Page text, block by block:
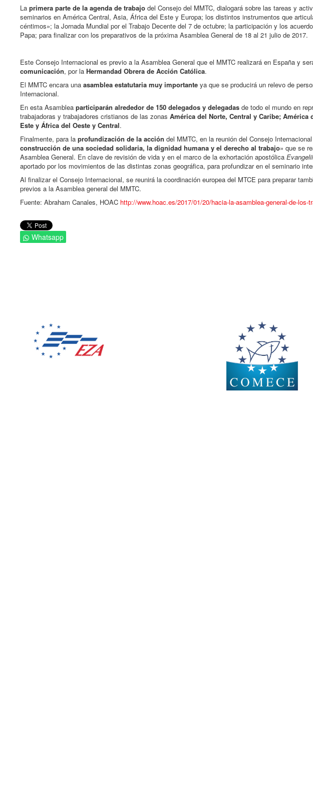
La primera parte de la agenda de trabajo del Consejo del MMTC, dialogará sobre las tareas y
seminarios en América Central, Asia, África del Este y Europa; los distintos instrumentos que
céntimos»; la Jornada Mundial por el Trabajo Decente del 7 de octubre; la participación y los
Papa; para finalizar con los preparativos de la próxima Asamblea General de 18 al 21 julio de 2017.
Este Consejo Internacional es previo a la Asamblea General que el MMTC realizará en España y
comunicación, por la Hermandad Obrera de Acción Católica.
El MMTC encara una asamblea estatutaria muy importante ya que se producirá un relevo de
Internacional.
En esta Asamblea participarán alrededor de 150 delegados y delegadas de todo el mundo en
trabajadoras y trabajadores cristianos de las zonas América del Norte, Central y Caribe;
Este y África del Oeste y Central.
Finalmente, para la profundización de la acción del MMTC, en la reunión del Consejo
construcción de una sociedad solidaria, la dignidad humana y el derecho al trabajo» que se
Asamblea General. En clave de revisión de vida y en el marco de la exhortación apostólica
aportado por los movimientos de las distintas zonas geográfica, para profundizar en el seminario
Al finalizar el Consejo Internacional, se reunirá la coordinación europea del MTCE para preparar
previos a la Asamblea general del MMTC.
Fuente: Abraham Canales, HOAC http://www.hoac.es/2017/01/20/hacia-la-asamblea-general-de-los-
Whatsapp